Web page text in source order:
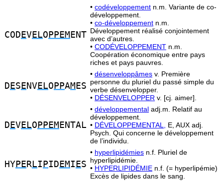
COD EVELO PPEM ENT
• codéveloppement n.m. Variante de co-
développement.
• co-développement n.m.
Développement réalisé conjointement
avec d’autres.
• CODÉVELOPPEMENT n.m.
Coopération économique entre pays
riches et pays pauvres.
D ES E NVELO PPAM ES
• désenveloppâmes v. Première
personne du pluriel du passé simple du
verbe désenvelopper.
• DÉSENVELOPPER v. [cj. aimer].
D EVELO PPEM ENTAL
• développemental adj.m. Relatif au
développement.
• DÉVELOPPEMENTAL,
E, AUX adj.
Psych. Qui concerne le développement
de l’individu.
HYPE RLI PID EMI ES
• hyperlipidémies n.f. Pluriel de
hyperlipidémie.
• HYPERLIPIDÉMIE n.f. (= hyperlipémie)
Excès de lipides dans le sang.